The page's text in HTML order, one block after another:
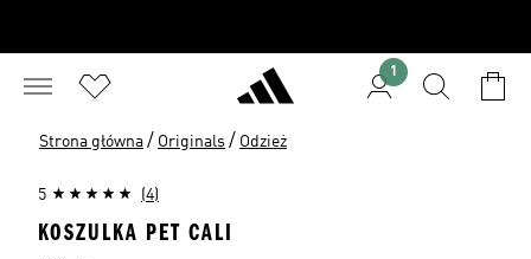
1
Strona główna / Originals / Odzież
5 (4)
KOSZULKA PET CALI